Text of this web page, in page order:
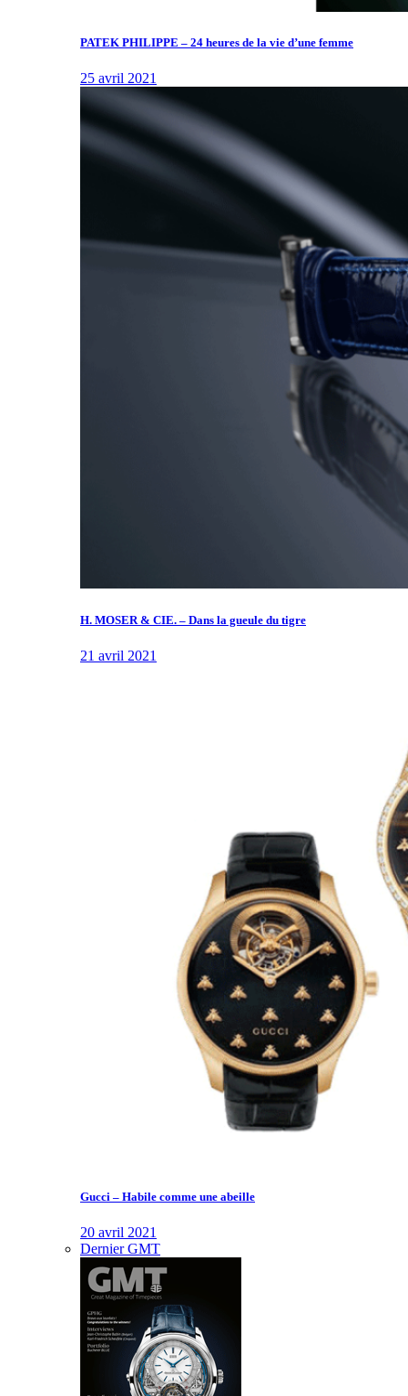
PATEK PHILIPPE – 24 heures de la vie d’une femme
25 avril 2021
H. MOSER & CIE. – Dans la gueule du tigre
21 avril 2021
Gucci – Habile comme une abeille
20 avril 2021
Dernier GMT